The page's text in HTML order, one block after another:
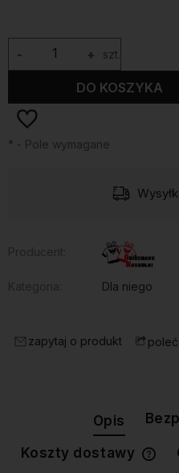
+
- szt.
DO KOSZYKA
* - Pole wymagane
Dla niego
zapytaj o produkt
Opis
Koszty dostawy